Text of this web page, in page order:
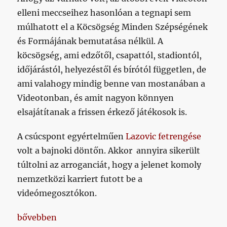
elleni meccseihez hasonlóan a tegnapi sem
múlhatott el a Köcsögség Minden Szépségének
és Formájának bemutatása nélkül. A
köcsögség, ami edzőtől, csapattól, stadiontól,
időjárástól, helyezéstől és bírótól független, de
ami valahogy mindig benne van mostanában a
Videotonban, és amit nagyon könnyen
elsajátítanak a frissen érkező játékosok is.
A csúcspont egyértelműenLazovic fetrengése
volt a bajnoki döntőn. Akkor annyira sikerült
túltolni az arroganciát, hogy a jelenet komoly
nemzetközi karriert futott be a
videómegosztókon.
„Ismét tökéletes meccset ment a
bővebben